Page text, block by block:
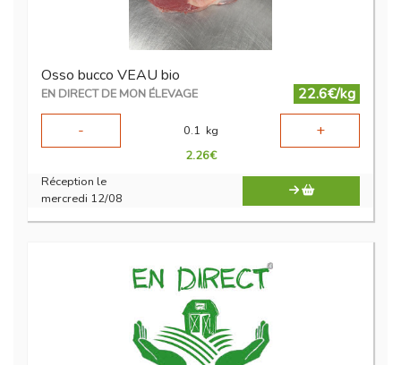
Osso bucco VEAU bio
EN DIRECT DE MON ÉLEVAGE
22.6€/kg
-
0.1 kg +
2.26€
Réception le
mercredi 12/08